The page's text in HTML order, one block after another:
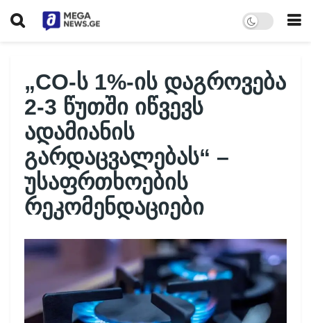
„CO-ს 1%-ის დაგროვება
2-3 წუთში იწვევს
ადამიანის
გარდაცვალებას“ –
უსაფრთხოების
რეკომენდაციები